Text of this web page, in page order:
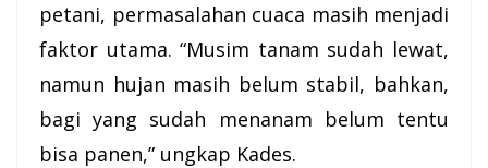
petani, permasalahan cuaca masih menjadi
faktor utama. “Musim tanam sudah lewat,
namun hujan masih belum stabil, bahkan,
bagi yang sudah menanam belum tentu
bisa panen,” ungkap Kades.